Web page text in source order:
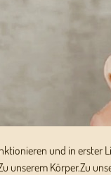
und in
unserem Körper.Zu